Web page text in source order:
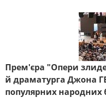
Прем'єра "Опери
й драматурга Джона
популярних народних